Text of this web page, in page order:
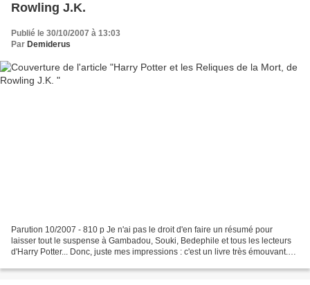
Rowling J.K.
Publié le 30/10/2007 à 13:03
Par Demiderus
Parution 10/2007 - 810 p Je n'ai pas le droit d'en faire un résumé pour
laisser tout le suspense à Gambadou, Souki, Bedephile et tous les lecteurs
d'Harry Potter... Donc, juste mes impressions : c'est un livre très émouvant.